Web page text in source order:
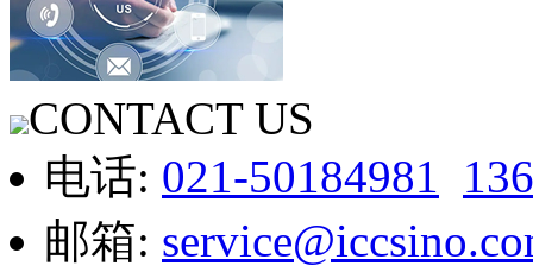
CONTACT US
电话: 021-50184981
邮箱: